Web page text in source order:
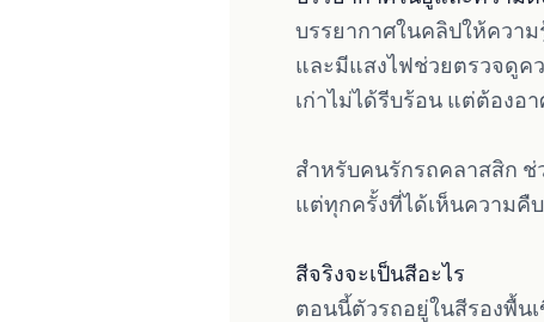
บรรยากาศในคลิปให้ควา
และมีแสงไฟช่วยตรวจดูค
เก่าไม่ได้รีบร้อน แต่ต้องอ
สำหรับคนรักรถคลาสสิก ช่
แต่ทุกครั้งที่ได้เห็นความคื
สีจริงจะเป็นสีอะไร
ตอนนี้ตัวรถอยู่ในสีรองพื้น